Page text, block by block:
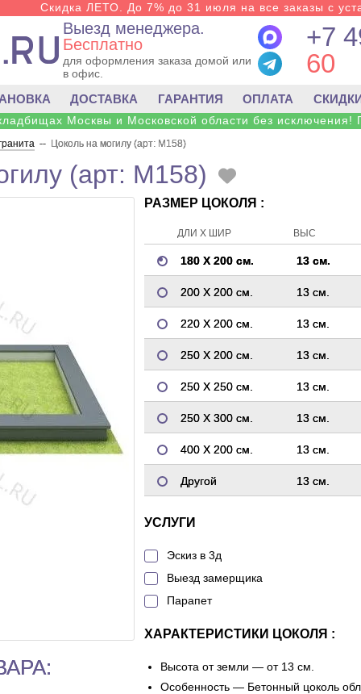
Скидка ЛЕТО. До 7% до 31 июля на все заказы с
Выезд менеджера.
Бесплатно
для оформления заказа домой или
в офис.
+7
60
ДОСТАВКА ГАРАНТИЯ ОПЛАТА
Москвы и Московской области без исключения!
-- Цоколь на могилу (арт: M158)
(арт: M158)
РАЗМЕР ЦОКОЛЯ :
ДЛИ Х ШИР ВЫС
180 Х 200 см. 13 см.
200 Х 200 см. 13 см.
220 Х 200 см. 13 см.
250 Х 200 см. 13 см.
250 Х 250 см. 13 см.
250 Х 300 см. 13 см.
400 Х 200 см. 13 см.
Другой 13 см.
УСЛУГИ
Эскиз в 3д
Выезд замерщика
Парапет
ХАРАКТЕРИСТИКИ ЦОКОЛЯ :
Высота от земли — от 13 см.
Особенность — Бетонный цоколь